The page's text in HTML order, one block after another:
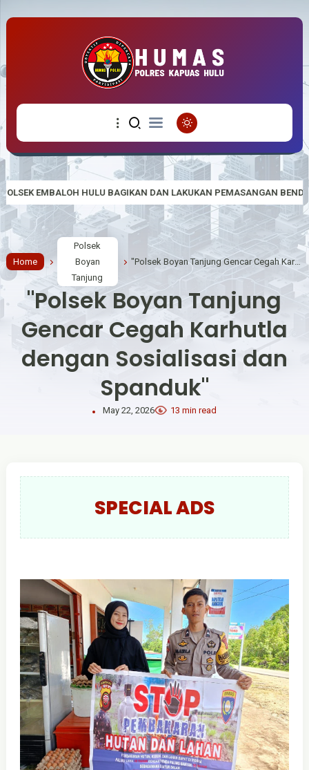
DAN LAKUKAN PEMASANGAN BENDERA MERAH PUTIH
Home
Polsek
Boyan
Tanjung
"Polsek Boyan Tanjung Gencar Cegah Karhutla dengan Sosialisasi dan Spanduk"
"Polsek Boyan Tanjung
Gencar Cegah Karhutla
dengan Sosialisasi dan
Spanduk"
May 22, 2026 13 min read
SPECIAL ADS